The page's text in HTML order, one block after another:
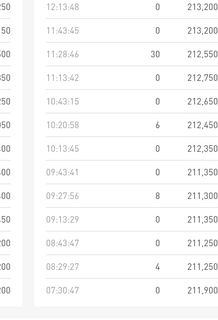
12:13:48
0
213,200
11:43:45
0
213,200
11:28:46
30
212,550
11:13:42
0
212,750
10:43:15
0
212,650
10:20:58
6
212,450
10:13:45
0
212,350
09:43:41
0
211,350
09:27:56
8
211,300
09:13:29
0
211,350
08:43:47
0
211,250
08:29:27
4
211,250
07:30:47
0 211,900